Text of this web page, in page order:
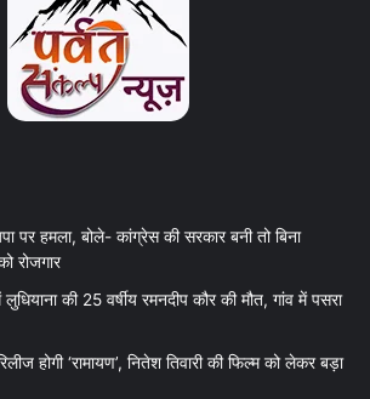
पर हमला, बोले- कांग्रेस की सरकार बनी तो बिना
रोजगार
की 25 वर्षीय रमनदीप कौर की मौत, गांव में पसरा
होगी ‘रामायण’, नितेश तिवारी की फिल्म को लेकर बड़ा